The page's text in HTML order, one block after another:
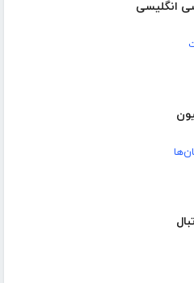
انگلیسی